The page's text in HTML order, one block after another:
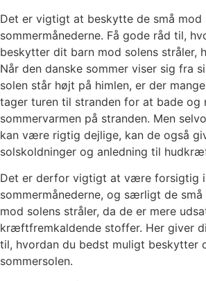
Det er vigtigt at beskytte de små mod
sommermånederne. Få gode råd til,
beskytter dit barn mod solens stråler,
Når den danske sommer viser sig fra
solen står højt på himlen, er der
tager turen til stranden for at bade og
sommervarmen på stranden. Men
kan være rigtig dejlige, kan de også
solskoldninger og anledning til
Det er derfor vigtigt at være forsigtig i
sommermånederne, og særligt de
mod solens stråler, da de er mere
kræftfremkaldende stoffer. Her giver
til, hvordan du bedst muligt beskytter
sommersolen.